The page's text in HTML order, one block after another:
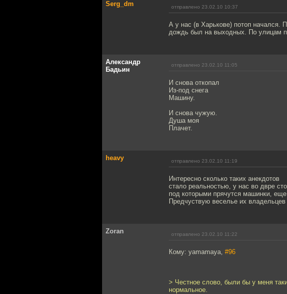
Serg_dm отправлено 23.02.10 10:37
А у нас (в Харькове) потоп начался.
дождь был на выходных. По улицам
Александр
Бадьин
отправлено 23.02.10 11:05
И снова откопал
Из-под снега
Машину.
И снова чужую.
Душа моя
Плачет.
heavy отправлено 23.02.10 11:19
Интересно сколько таких анекдотов
стало реальностью, у нас во двре
под которыми прячутся машинки,
Предчуствую веселье их владельцев
Zoran отправлено 23.02.10 11:22
Кому: yamamaya, #96
> Честное слово, были бы у меня
нормальное.